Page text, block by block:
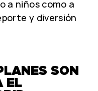
a niños como a
y diversión
SON
EL